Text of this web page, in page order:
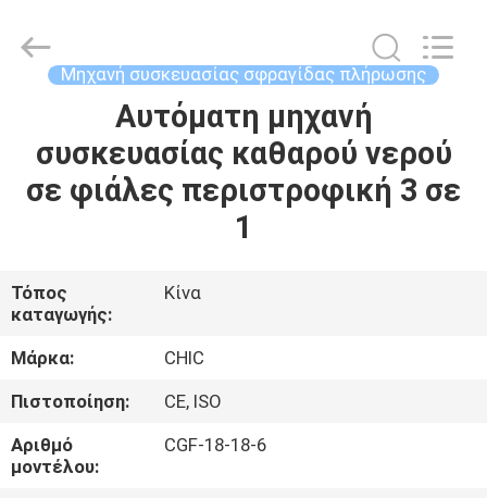
ΠΡΟΪΌΝΤΑ
ΜΕ
ΕΜΆΣ
ΕΠΙΣΚΈΨΕΙΣ
ΣΤΟ
ΕΡΓΟΣΤΆΣΙΟ
Machinery
Μηχανή συσκευασίας σφραγίδας πλήρωσης
Αυτόματη μηχανή
συσκευασίας καθαρού νερού
σε φιάλες περιστροφική 3 σε
1
Τόπος
καταγωγής:
Κίνα
Μάρκα:
CHIC
Πιστοποίηση:
CE, ISO
Αριθμό
μοντέλου:
CGF-18-18-6